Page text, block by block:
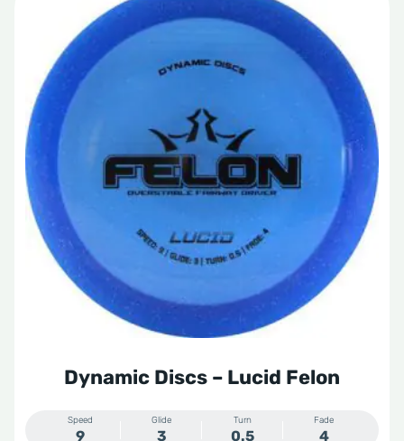
Dynamic Discs – Lucid Felon
Speed
9
Glide
3
Turn
0.5
Fade
4
product
heeft
meerdere
variaties.
Deze
optie
kan
gekozen
worden